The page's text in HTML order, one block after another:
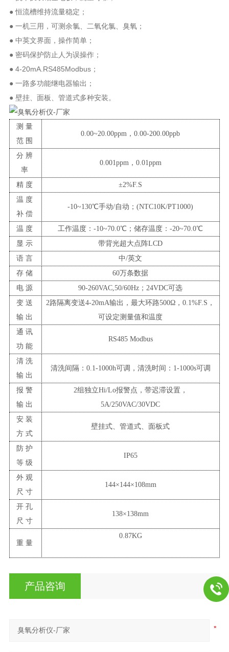
● 恒流槽维持流量稳定；
● 一机三用，可测余氯、二氧化氯、臭氧；
● 中英文界面，操作简单；
● 密码保护防止人为误操作；
● 4-20mA.RS485Modbus；
● 一路多功能继电器输出；
● 壁挂、面板、管道式多种安装。
测量
范围
0.00~20.00ppm，0.00-200.00ppb
分辨
率
0.001ppm，0.01ppm
精度
±2%F.S
温度
补偿
-10~130℃手动/自动；(NTC10K/PT1000)
温度
工作温度：-10~70.0℃；储存温度：-20~70.0℃
显示
带背光超大点阵LCD
语言
中/英文
存储
60万条数据
电源
90-260VAC,50/60Hz；24VDC可选
变送
输出
2路隔离变送4-20mA输出，最大环路500Ω，0.1%F.S，
可设定测量值和温度
通讯
功能
RS485 Modbus
清洗
输出
清洗间隔：0.1-1000h可调，清洗时间：1-1000s可调
报警
输出
2组独立Hi/Lo报警点，带迟滞设置，
5A/250VAC/30VDC
安装
方式
壁挂式、管道式、面板式
防护
等级
IP65
外观
尺寸
144×144×108mm
开孔
尺寸
138×138mm
重量
0.87KG
产品咨询